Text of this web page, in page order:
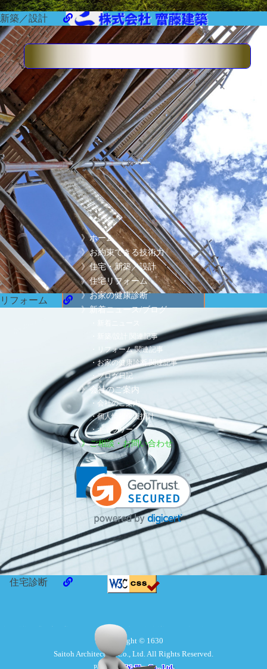
scroll
新築／設計
リフォーム
住宅診断
齋藤建築】の「ホームページ」へようこそ！
【齋藤工一級建築事務所】
９５９－２６０９
新潟県
胎内市
荒井浜 79
０２５４-４６-３０５５
》ホーム
》お約束できる技術力
》住宅・新築／設計
》住宅リフォーム
》お家の健康診断
》新着ニュース/ブログ
・新築/設計 関連記事
・リフォーム 関連記事
・お家の健康診断 関連記事
・ブログ日記
》会社のご案内
・会社のご案内
・個人情報保護指針
・ギャラリー
》ご相談・お問い合わせ
Copyright © 1630
Saitoh Architecture Co., Ltd. All Rights Reserved.
Powerd byWaPlus Co., Ltd.